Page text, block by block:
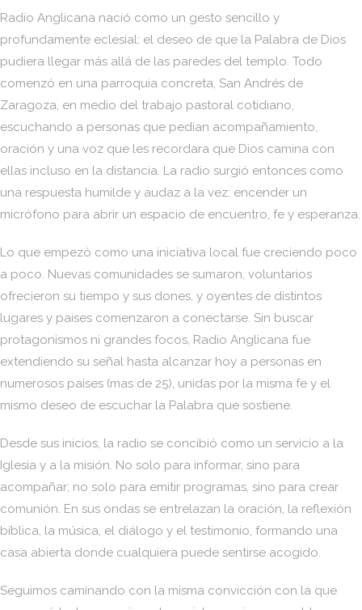
Radio Anglicana nació como un gesto sencillo y
profundamente eclesial: el deseo de que la Palabra de Dios
pudiera llegar más allá de las paredes del templo. Todo
comenzó en una parroquia concreta, San Andrés de
Zaragoza, en medio del trabajo pastoral cotidiano,
escuchando a personas que pedían acompañamiento,
oración y una voz que les recordara que Dios camina con
ellas incluso en la distancia. La radio surgió entonces como
una respuesta humilde y audaz a la vez: encender un
micrófono para abrir un espacio de encuentro, fe y esperanza.
Lo que empezó como una iniciativa local fue creciendo poco
a poco. Nuevas comunidades se sumaron, voluntarios
ofrecieron su tiempo y sus dones, y oyentes de distintos
lugares y paises comenzaron a conectarse. Sin buscar
protagonismos ni grandes focos, Radio Anglicana fue
extendiendo su señal hasta alcanzar hoy a personas en
numerosos países (mas de 25), unidas por la misma fe y el
mismo deseo de escuchar la Palabra que sostiene.
Desde sus inicios, la radio se concibió como un servicio a la
Iglesia y a la misión. No solo para informar, sino para
acompañar; no solo para emitir programas, sino para crear
comunión. En sus ondas se entrelazan la oración, la reflexión
bíblica, la música, el diálogo y el testimonio, formando una
casa abierta donde cualquiera puede sentirse acogido.
Seguimos caminando con la misma convicción con la que